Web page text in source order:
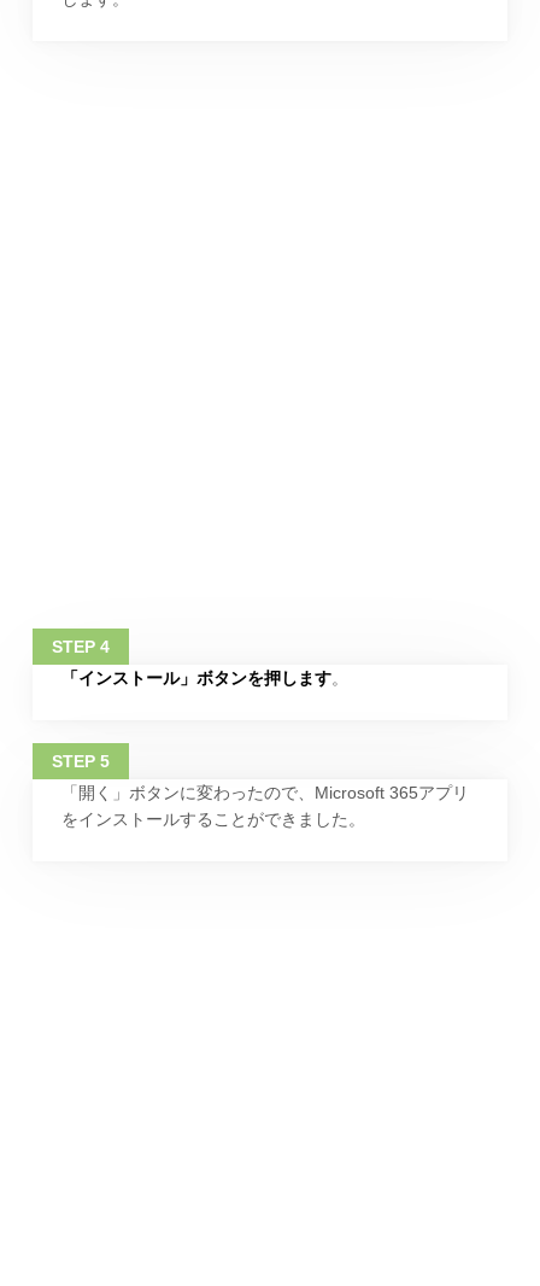
「インストール」ボタンを押します。
「開く」ボタンに変わったので、Microsoft 365アプリ
をインストールすることができました。